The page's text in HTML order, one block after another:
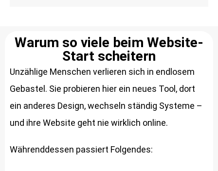
Warum so viele beim Website-
Start scheitern
Unzählige Menschen verlieren sich in endlosem
Gebastel. Sie probieren hier ein neues Tool, dort
ein anderes Design, wechseln ständig Systeme –
und ihre Website geht nie wirklich online.
Währenddessen passiert Folgendes: